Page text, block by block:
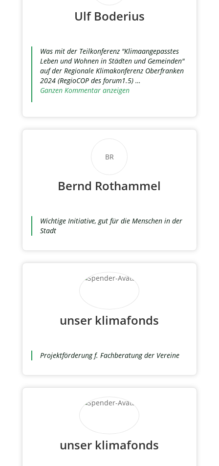
Ulf Boderius
Was mit der Teilkonferenz "Klimaangepasstes
Leben und Wohnen in Städten und Gemeinden"
auf der Regionale Klimakonferenz Oberfranken
2024 (RegioCOP des forum1.5) …
Ganzen Kommentar anzeigen
BR
Bernd Rothammel
Wichtige Initiative, gut für die Menschen in der
Stadt
unser klimafonds
Projektförderung f. Fachberatung der Vereine
unser klimafonds